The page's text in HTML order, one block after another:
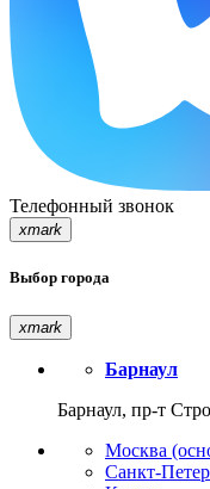
Телефонный звонок
xmark
Выбор города
xmark
Барнаул
Барнаул, пр-т
Москва
Санкт-